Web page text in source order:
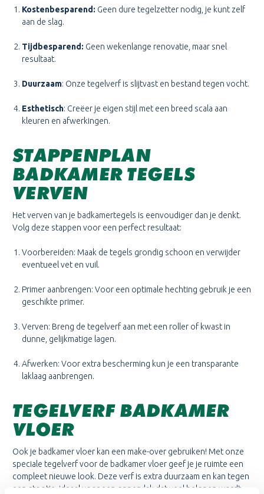
Kostenbesparend : Geen dure tegelzetter nodig, je kunt zelf
aan de slag.
Tijdbesparend : Geen wekenlange renovatie, maar snel
resultaat.
Duurzaam: Onze tegelverf is slijtvast en bestand tegen vocht.
Esthetisch: Creëer je eigen stijl met een breed scala aan
kleuren en afwerkingen.
STAPPENPLAN
BADKAMER TEGELS
VERVEN
Het verven van je badkamertegels is eenvoudiger dan je denkt.
Volg deze stappen voor een perfect resultaat:
Voorbereiden: Maak de tegels grondig schoon en verwijder
eventueel vet en vuil.
Primer aanbrengen: Voor een optimale hechting gebruik je een
geschikte primer.
Verven: Breng de tegelverf aan met een roller of kwast in
dunne, gelijkmatige lagen.
Afwerken: Voor extra bescherming kun je een transparante
laklaag aanbrengen.
TEGELVERF BADKAMER
VLOER
Ook je badkamer vloer kan een make-over gebruiken! Met onze
speciale tegelverf voor de badkamer vloer geef je je ruimte een
compleet nieuwe look. Deze verf is extra duurzaam en kan tegen
een stootje, ideaal voor een oppervlak dat veel belopen wordt.